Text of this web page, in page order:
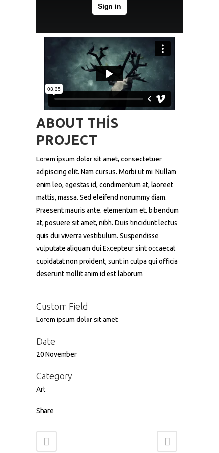
ABOUT THIS
PROJECT
Lorem ipsum dolor sit amet, consectetuer
adipiscing elit. Nam cursus. Morbi ut mi. Nullam
enim leo, egestas id, condimentum at, laoreet
mattis, massa. Sed eleifend nonummy diam.
Praesent mauris ante, elementum et, bibendum
at, posuere sit amet, nibh. Duis tincidunt lectus
quis dui viverra vestibulum. Suspendisse
vulputate aliquam dui.Excepteur sint occaecat
cupidatat non proident, sunt in culpa qui officia
deserunt mollit anim id est laborum
Custom Field
Lorem ipsum dolor sit amet
Date
20 November
Category
Art
Share